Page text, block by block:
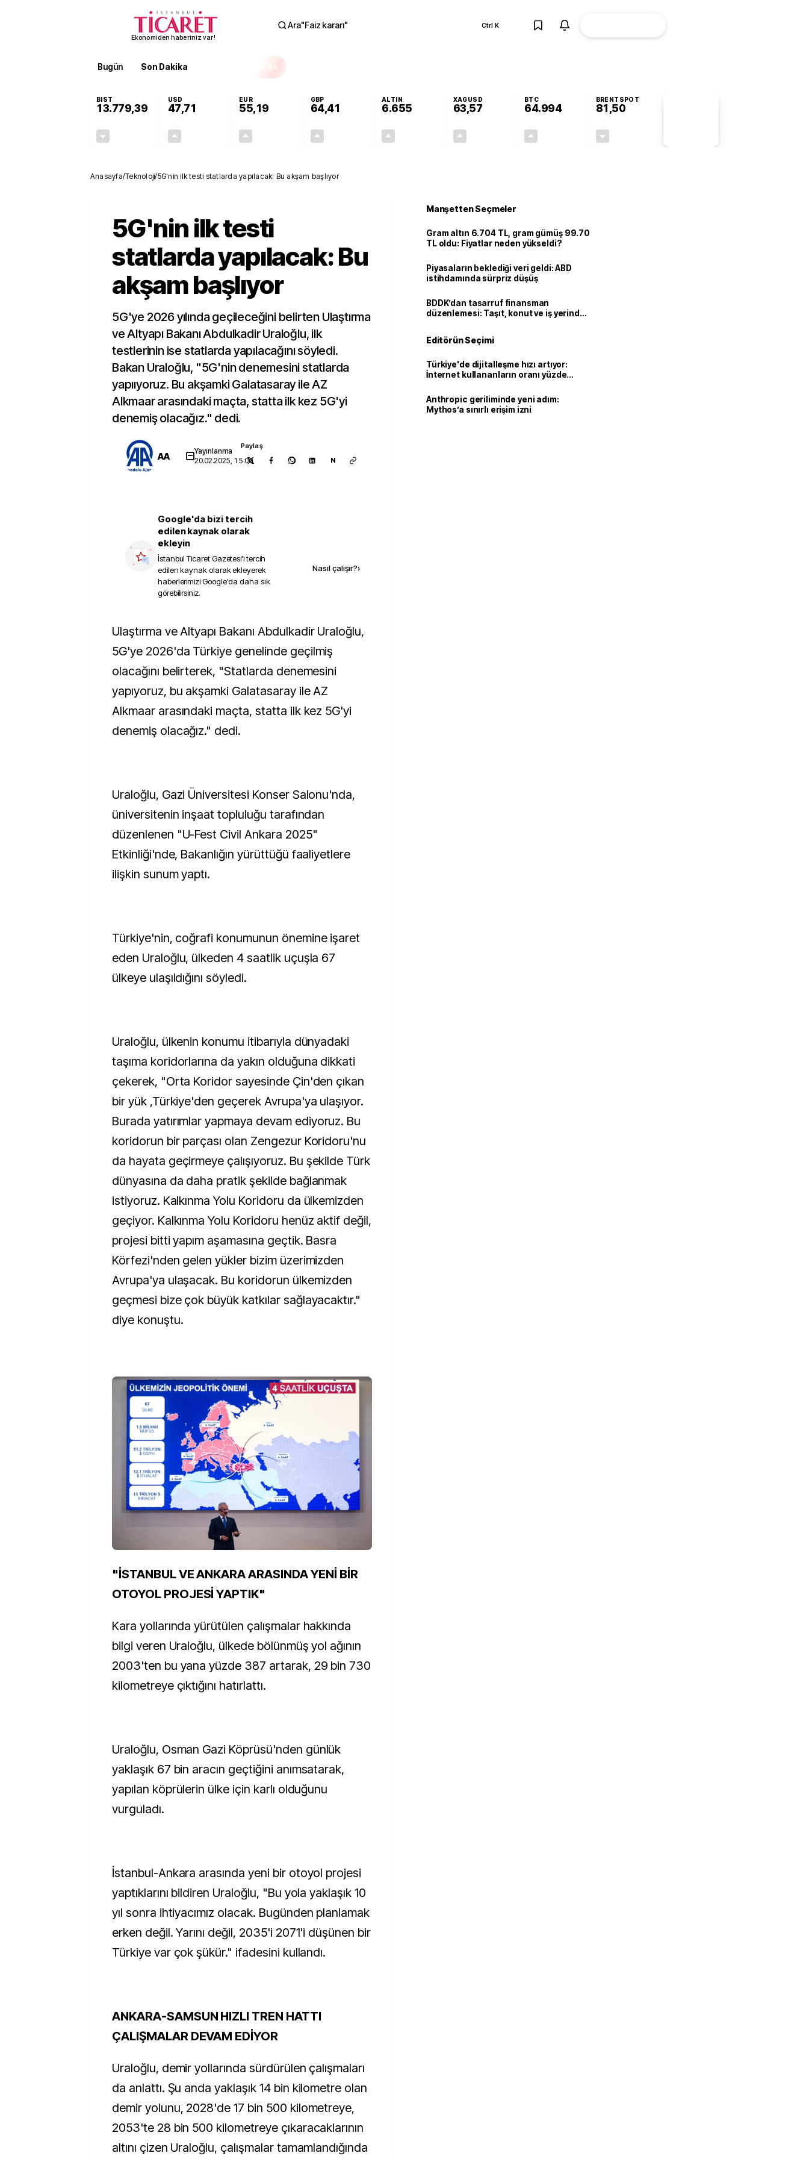
Ekonomiden haberiniz var!
Ara"Faiz kararı" Ctrl K
Bugün Son Dakika EKSTRA
BIST
13.779,39
USD
47,71
EUR
55,19
GBP
64,41
ALTIN
6.655
XAGUSD
63,57
BTC
64.994
BRENTSPOT
81,50
Anasayfa/Teknoloji/5G'nin ilk testi statlarda yapılacak: Bu akşam başlıyor
5G'nin ilk testi
statlarda yapılacak: Bu
akşam başlıyor
5G'ye 2026 yılında geçileceğini belirten Ulaştırma
ve Altyapı Bakanı Abdulkadir Uraloğlu, ilk
testlerinin ise statlarda yapılacağını söyledi.
Bakan Uraloğlu, "5G'nin denemesini statlarda
yapııyoruz. Bu akşamki Galatasaray ile AZ
Alkmaar arasındaki maçta, statta ilk kez 5G'yi
denemiş olacağız." dedi.
AA
Yayınlanma
20.02.2025, 15:00
Paylaş
N
Google'da bizi tercih
edilen kaynak olarak
ekleyin
İstanbul Ticaret Gazetesi'i tercih
edilen kaynak olarak ekleyerek
haberlerimizi Google'da daha sık
görebilirsiniz.
Nasıl çalışır?›
Ulaştırma ve Altyapı Bakanı Abdulkadir Uraloğlu,
5G'ye 2026'da Türkiye genelinde geçilmiş
olacağını belirterek, "Statlarda denemesini
yapıyoruz, bu akşamki Galatasaray ile AZ
Alkmaar arasındaki maçta, statta ilk kez 5G'yi
denemiş olacağız." dedi.
Uraloğlu, Gazi Üniversitesi Konser Salonu'nda,
üniversitenin inşaat topluluğu tarafından
düzenlenen "U-Fest Civil Ankara 2025"
Etkinliği'nde, Bakanlığın yürüttüğü faaliyetlere
ilişkin sunum yaptı.
Türkiye'nin, coğrafi konumunun önemine işaret
eden Uraloğlu, ülkeden 4 saatlik uçuşla 67
ülkeye ulaşıldığını söyledi.
Uraloğlu, ülkenin konumu itibarıyla dünyadaki
taşıma koridorlarına da yakın olduğuna dikkati
çekerek, "Orta Koridor sayesinde Çin'den çıkan
bir yük ,Türkiye'den geçerek Avrupa'ya ulaşıyor.
Burada yatırımlar yapmaya devam ediyoruz. Bu
koridorun bir parçası olan Zengezur Koridoru'nu
da hayata geçirmeye çalışıyoruz. Bu şekilde Türk
dünyasına da daha pratik şekilde bağlanmak
istiyoruz. Kalkınma Yolu Koridoru da ülkemizden
geçiyor. Kalkınma Yolu Koridoru henüz aktif değil,
projesi bitti yapım aşamasına geçtik. Basra
Körfezi'nden gelen yükler bizim üzerimizden
Avrupa'ya ulaşacak. Bu koridorun ülkemizden
geçmesi bize çok büyük katkılar sağlayacaktır."
diye konuştu.
"İSTANBUL VE ANKARA ARASINDA YENİ BİR
OTOYOL PROJESİ YAPTIK"
Kara yollarında yürütülen çalışmalar hakkında
bilgi veren Uraloğlu, ülkede bölünmüş yol ağının
2003'ten bu yana yüzde 387 artarak, 29 bin 730
kilometreye çıktığını hatırlattı.
Uraloğlu, Osman Gazi Köprüsü'nden günlük
yaklaşık 67 bin aracın geçtiğini anımsatarak,
yapılan köprülerin ülke için karlı olduğunu
vurguladı.
İstanbul-Ankara arasında yeni bir otoyol projesi
yaptıklarını bildiren Uraloğlu, "Bu yola yaklaşık 10
yıl sonra ihtiyacımız olacak. Bugünden planlamak
erken değil. Yarını değil, 2035'i 2071'i düşünen bir
Türkiye var çok şükür." ifadesini kullandı.
ANKARA-SAMSUN HIZLI TREN HATTI
ÇALIŞMALAR DEVAM EDİYOR
Uraloğlu, demir yollarında sürdürülen çalışmaları
da anlattı. Şu anda yaklaşık 14 bin kilometre olan
demir yolunu, 2028'de 17 bin 500 kilometreye,
2053'te 28 bin 500 kilometreye çıkaracaklarının
altını çizen Uraloğlu, çalışmalar tamamlandığında
Manşetten Seçmeler
Gram altın 6.704 TL, gram gümüş 99.70
TL oldu: Fiyatlar neden yükseldi?
Piyasaların beklediği veri geldi: ABD
istihdamında sürpriz düşüş
BDDK’dan tasarruf finansman
düzenlemesi: Taşıt, konut ve iş yerinde
Editörün Seçimi
Türkiye'de dijitalleşme hızı artıyor:
İnternet kullananların oranı yüzde
Anthropic geriliminde yeni adım:
Mythos’a sınırlı erişim izni